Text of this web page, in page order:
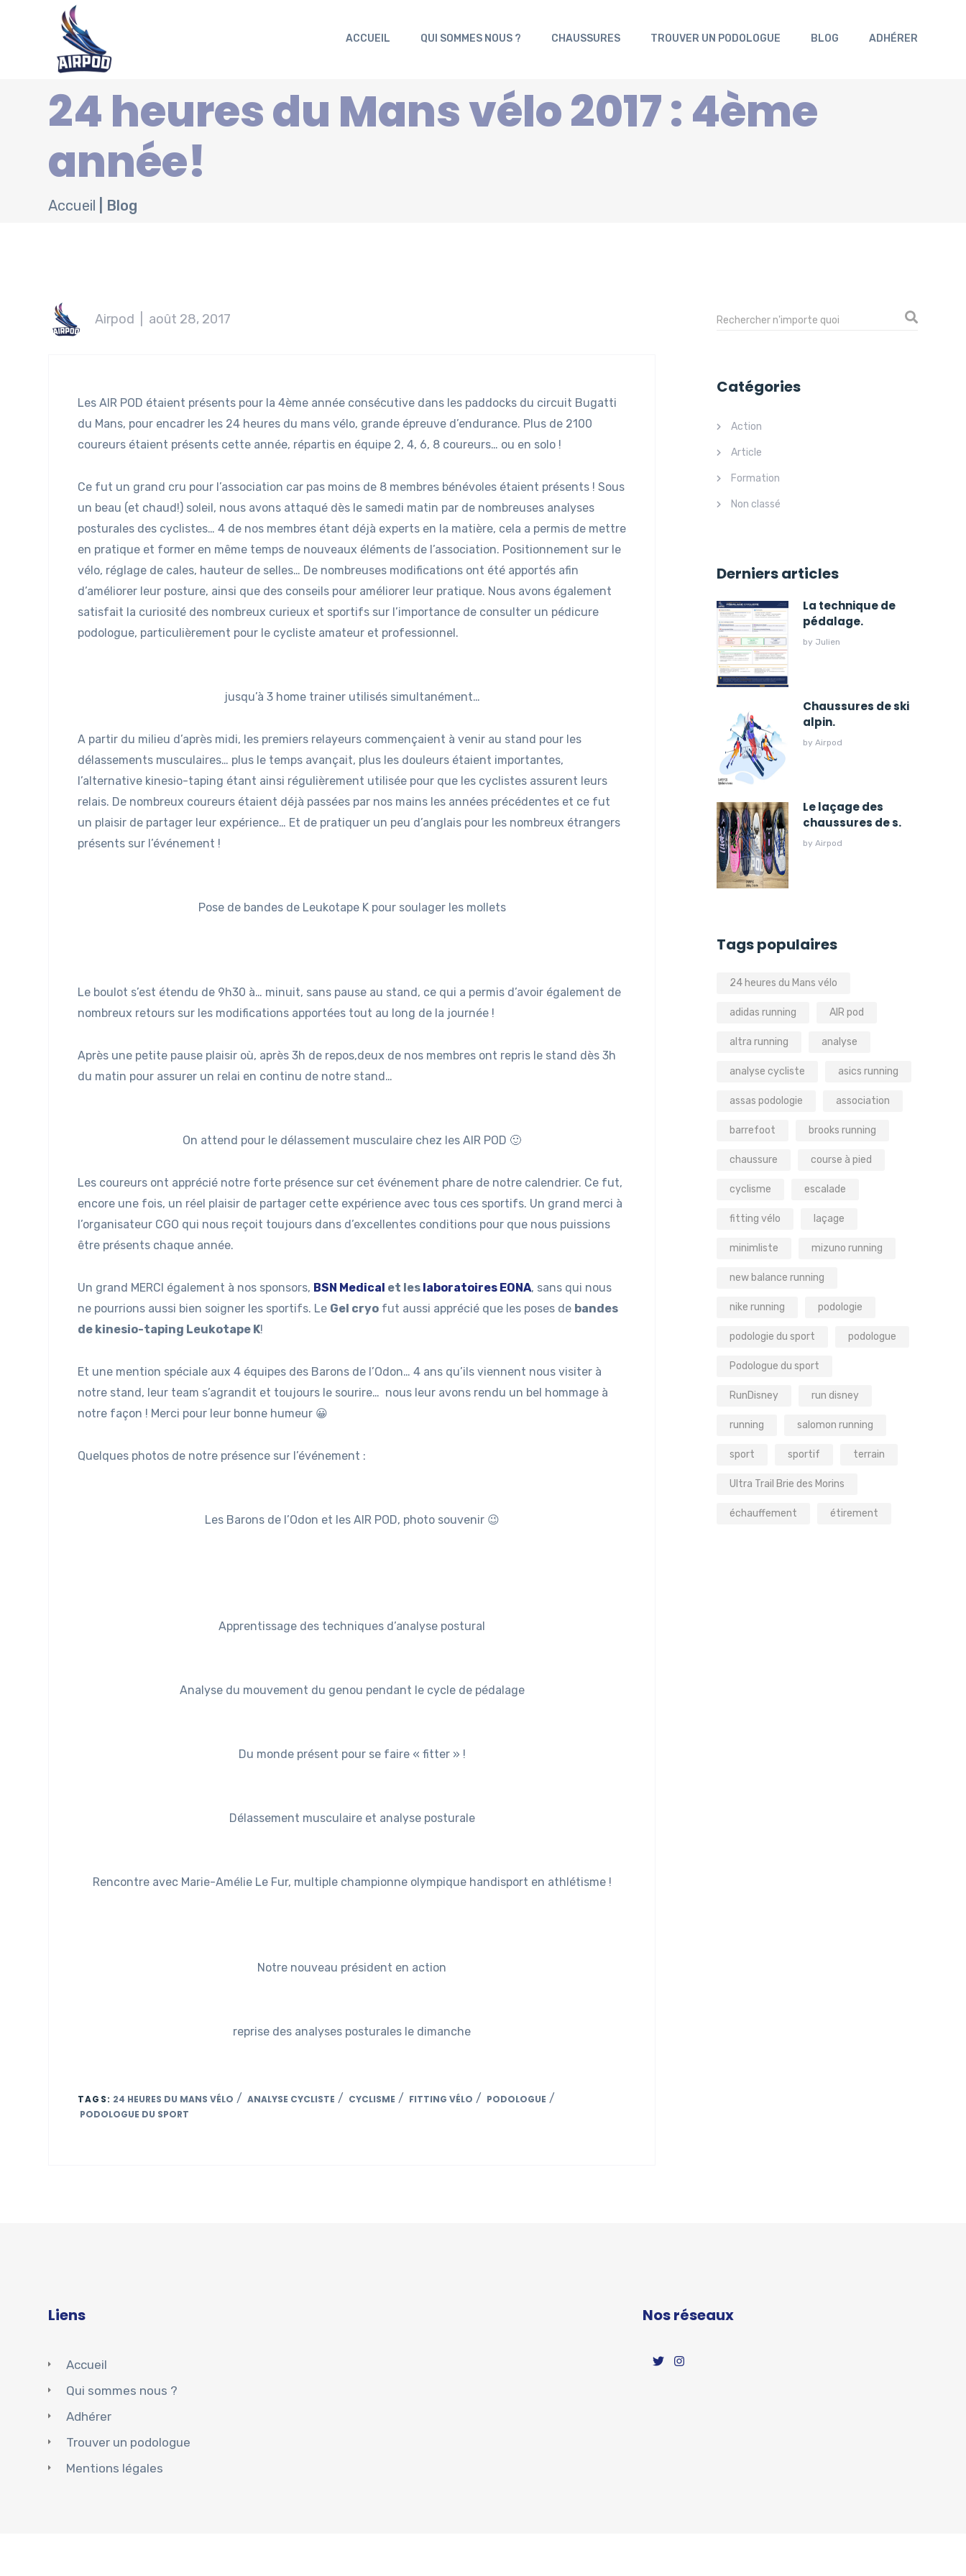
ACCUEIL QUI SOMMES NOUS ? CHAUSSURES TROUVER UN PODOLOGUE BLOG ADHÉRER
24 heures du Mans vélo 2017 : 4ème
année!
Accueil Blog
Airpod août 28, 2017
Les AIR POD étaient présents pour la 4ème année consécutive dans les paddocks du circuit Bugatti
du Mans, pour encadrer les 24 heures du mans vélo, grande épreuve d’endurance. Plus de 2100
coureurs étaient présents cette année, répartis en équipe 2, 4, 6, 8 coureurs… ou en solo !
Ce fut un grand cru pour l’association car pas moins de 8 membres bénévoles étaient présents ! Sous
un beau (et chaud!) soleil, nous avons attaqué dès le samedi matin par de nombreuses analyses
posturales des cyclistes… 4 de nos membres étant déjà experts en la matière, cela a permis de mettre
en pratique et former en même temps de nouveaux éléments de l’association. Positionnement sur le
vélo, réglage de cales, hauteur de selles… De nombreuses modifications ont été apportés afin
d’améliorer leur posture, ainsi que des conseils pour améliorer leur pratique. Nous avons également
satisfait la curiosité des nombreux curieux et sportifs sur l’importance de consulter un pédicure
podologue, particulièrement pour le cycliste amateur et professionnel.
jusqu’à 3 home trainer utilisés simultanément…
A partir du milieu d’après midi, les premiers relayeurs commençaient à venir au stand pour les
délassements musculaires… plus le temps avançait, plus les douleurs étaient importantes,
l’alternative kinesio-taping étant ainsi régulièrement utilisée pour que les cyclistes assurent leurs
relais. De nombreux coureurs étaient déjà passées par nos mains les années précédentes et ce fut
un plaisir de partager leur expérience… Et de pratiquer un peu d’anglais pour les nombreux étrangers
présents sur l’événement !
Pose de bandes de Leukotape K pour soulager les mollets
Le boulot s’est étendu de 9h30 à… minuit, sans pause au stand, ce qui a permis d’avoir également de
nombreux retours sur les modifications apportées tout au long de la journée !
Après une petite pause plaisir où, après 3h de repos,deux de nos membres ont repris le stand dès 3h
du matin pour assurer un relai en continu de notre stand…
On attend pour le délassement musculaire chez les AIR POD 🙂
Les coureurs ont apprécié notre forte présence sur cet événement phare de notre calendrier. Ce fut,
encore une fois, un réel plaisir de partager cette expérience avec tous ces sportifs. Un grand merci à
l’organisateur CGO qui nous reçoit toujours dans d’excellentes conditions pour que nous puissions
être présents chaque année.
Un grand MERCI également à nos sponsors, BSN Medical et les laboratoires EONA, sans qui nous
ne pourrions aussi bien soigner les sportifs. Le Gel cryo fut aussi apprécié que les poses de bandes
de kinesio-taping Leukotape K!
Et une mention spéciale aux 4 équipes des Barons de l’Odon… 4 ans qu’ils viennent nous visiter à
notre stand, leur team s’agrandit et toujours le sourire… nous leur avons rendu un bel hommage à
notre façon ! Merci pour leur bonne humeur 😀
Quelques photos de notre présence sur l’événement :
Les Barons de l’Odon et les AIR POD, photo souvenir 😉
Apprentissage des techniques d’analyse postural
Analyse du mouvement du genou pendant le cycle de pédalage
Du monde présent pour se faire « fitter » !
Délassement musculaire et analyse posturale
Rencontre avec Marie-Amélie Le Fur, multiple championne olympique handisport en athlétisme !
Notre nouveau président en action
reprise des analyses posturales le dimanche
TAGS: 24 HEURES DU MANS VÉLO / ANALYSE CYCLISTE / CYCLISME / FITTING VÉLO / PODOLOGUE /
PODOLOGUE DU SPORT
Catégories
Action
Article
Formation
Non classé
Derniers articles
La technique de
pédalage.
by Julien
Chaussures de ski
alpin.
by Airpod
Le laçage des
chaussures de s.
by Airpod
Tags populaires
24 heures du Mans vélo
adidas running AIR pod
altra running analyse
analyse cycliste asics running
assas podologie association
barrefoot brooks running
chaussure course à pied
cyclisme escalade
fitting vélo laçage
minimliste mizuno running
new balance running
nike running podologie
podologie du sport podologue
Podologue du sport
RunDisney run disney
running salomon running
sport sportif terrain
Ultra Trail Brie des Morins
échauffement étirement
Liens
Accueil
Qui sommes nous ?
Adhérer
Trouver un podologue
Mentions légales
Nos réseaux